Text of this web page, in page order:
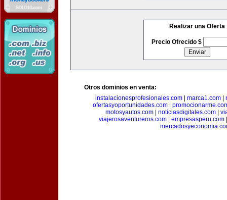
Realizar una Oferta
Precio Ofrecido $
Otros dominios en venta:
instalacionesprofesionales.com| marca1.com|
ofertasyoportunidades.com
motosyautos.com
noticiasdigitales.com
viajerosaventureros.com| empresasperu.com